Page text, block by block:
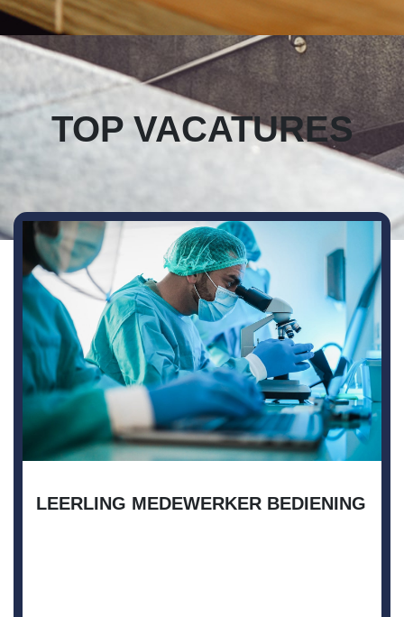
TOP VACATURES
LEERLING MEDEWERKER BEDIENING